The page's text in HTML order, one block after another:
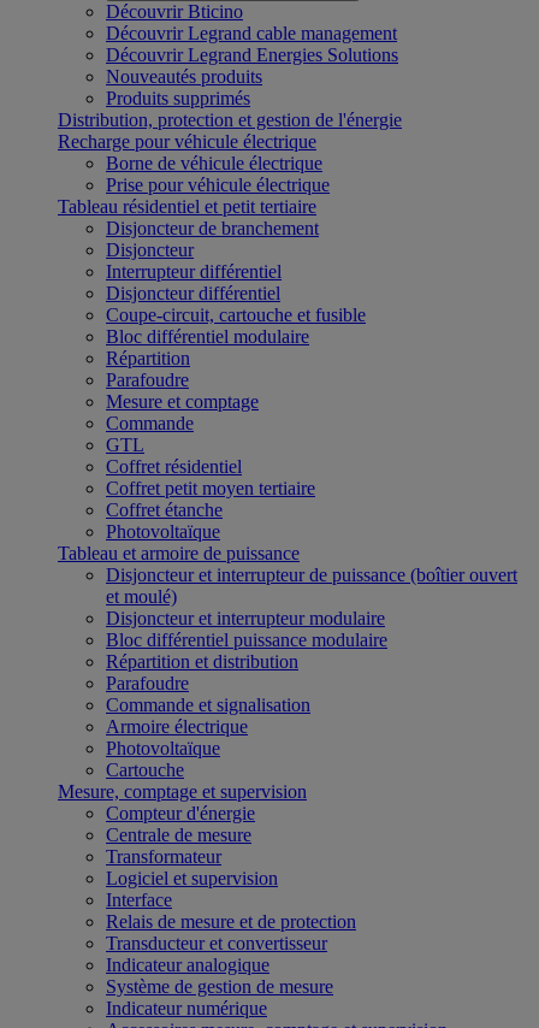
Découvrir Bticino
Découvrir Legrand cable management
Découvrir Legrand Energies Solutions
Nouveautés produits
Produits supprimés
Distribution, protection et gestion de l'énergie
Recharge pour véhicule électrique
Borne de véhicule électrique
Prise pour véhicule électrique
Tableau résidentiel et petit tertiaire
Disjoncteur de branchement
Disjoncteur
Interrupteur différentiel
Disjoncteur différentiel
Coupe-circuit, cartouche et fusible
Bloc différentiel modulaire
Répartition
Parafoudre
Mesure et comptage
Commande
GTL
Coffret résidentiel
Coffret petit moyen tertiaire
Coffret étanche
Photovoltaïque
Tableau et armoire de puissance
Disjoncteur et interrupteur de puissance (boîtier ouvert
et moulé)
Disjoncteur et interrupteur modulaire
Bloc différentiel puissance modulaire
Répartition et distribution
Parafoudre
Commande et signalisation
Armoire électrique
Photovoltaïque
Cartouche
Mesure, comptage et supervision
Compteur d'énergie
Centrale de mesure
Transformateur
Logiciel et supervision
Interface
Relais de mesure et de protection
Transducteur et convertisseur
Indicateur analogique
Système de gestion de mesure
Indicateur numérique